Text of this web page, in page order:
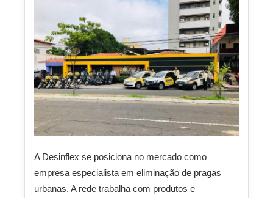
A Desinflex se posiciona no mercado como
empresa especialista em eliminação de pragas
urbanas. A rede trabalha com produtos e